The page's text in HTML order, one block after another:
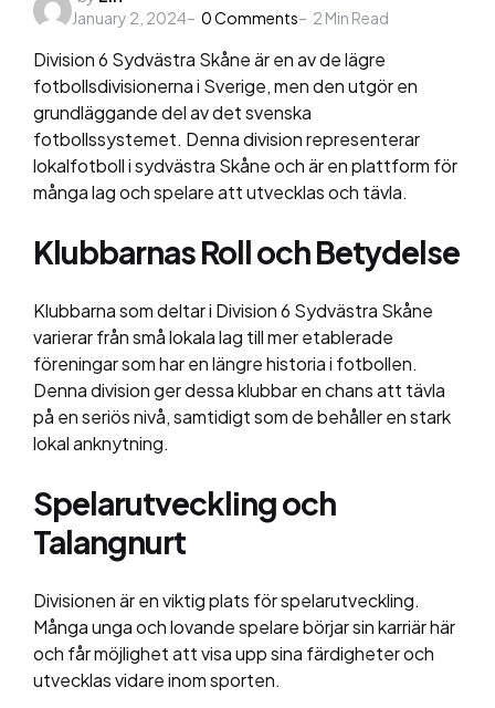
by
January 2, 2024
0Comments 2 Min Read
Division 6 Sydvästra Skåne är en av de lägre
fotbollsdivisionerna i Sverige, men den utgör en
grundläggande del av det svenska
fotbollssystemet. Denna division representerar
lokalfotboll i sydvästra Skåne och är en plattform för
många lag och spelare att utvecklas och tävla.
Klubbarnas Roll och Betydelse
Klubbarna som deltar i Division 6 Sydvästra Skåne
varierar från små lokala lag till mer etablerade
föreningar som har en längre historia i fotbollen.
Denna division ger dessa klubbar en chans att tävla
på en seriös nivå, samtidigt som de behåller en stark
lokal anknytning.
Spelarutveckling och
Talangnurt
Divisionen är en viktig plats för spelarutveckling.
Många unga och lovande spelare börjar sin karriär här
och får möjlighet att visa upp sina färdigheter och
utvecklas vidare inom sporten.